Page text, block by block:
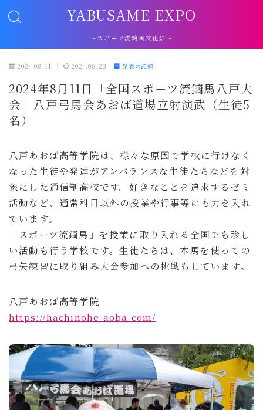
YABUSAME EXPO
～スポーツ流鏑馬文化祭～
2024.08.11 2024.08.23 発表の記録
2024年8月11日「全国スポーツ流鏑馬八戸大
会」八戸弓馬会あおば道場立射演武（生徒5
名）
八戸あおば高等学院は、様々な原因で学校に行けなく
なった生徒や発達がアンバランスな生徒たちなどを対
象にした通信制高校です。好きなことを追求するゼミ
活動など、通常科目以外の授業や行事等にも力を入れ
ています。
「スポーツ流鏑馬」を授業に取り入れる全国でも珍し
い活動も行う学校です。生徒たちは、木馬を使っての
弓矢練習に取り組み大会参加への挑戦もしています。
八戸あおば高等学院
https://hachinohe-aoba.com/